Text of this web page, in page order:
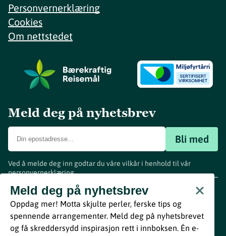
Personvernerklæring
Cookies
Om nettstedet
Meld deg på nyhetsbrev
Bli med
Ved å melde deg inn godtar du våre vilkår i henhold til vår
personvernerklæring.
Meld deg på nyhetsbrev
Oppdag mer! Motta skjulte perler, ferske tips og
spennende arrangementer. Meld deg på nyhetsbrevet
og få skreddersydd inspirasjon rett i innboksen. Én e-
www.visitvestfold.com
Turistinformasjon
Vestfold Fylkeskommune
ByBreakfast